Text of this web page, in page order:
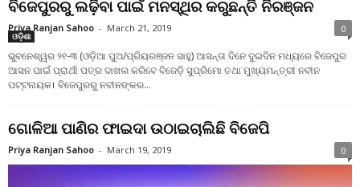
ବିଜେପୁରରୁ ଲଢ଼ିବା ପାଇଁ ମନସ୍ଥିର କରୁଛନ୍ତି ନିରଞ୍ଜନ
Priya Ranjan Sahoo - March 21, 2019 0
ଓଡ଼ିଶା
ଭୁବନେଶ୍ୱର ୨୧-୩ (ଓଡ଼ିଆ ପୁଅ/ପ୍ରିୟରଞ୍ଜନ ସାହୁ) ଆସନ୍ତା ଦିନେ ଦୁଇଦିନ ମଧ୍ୟରେ ବିଜେପୁର
ଆସନ ପାଇଁ ପ୍ରାର୍ଥୀ ପତ୍ର ଦାଖଲ କରିବେ ବିଜେଡ଼ି ସୁପ୍ରିମୋ ତଥା ମୁଖ୍ୟମନ୍ତ୍ରୀ ନବୀନ
ପଟ୍ଟନାୟକ। ବିଜେପୁରରୁ ନବୀନଙ୍କର...
ଗୋଳିଆ ପାଣିର ଫାଇଦା ଉଠାଇଚାଲିଛି ବିଜେପି
Priya Ranjan Sahoo - March 19, 2019 0